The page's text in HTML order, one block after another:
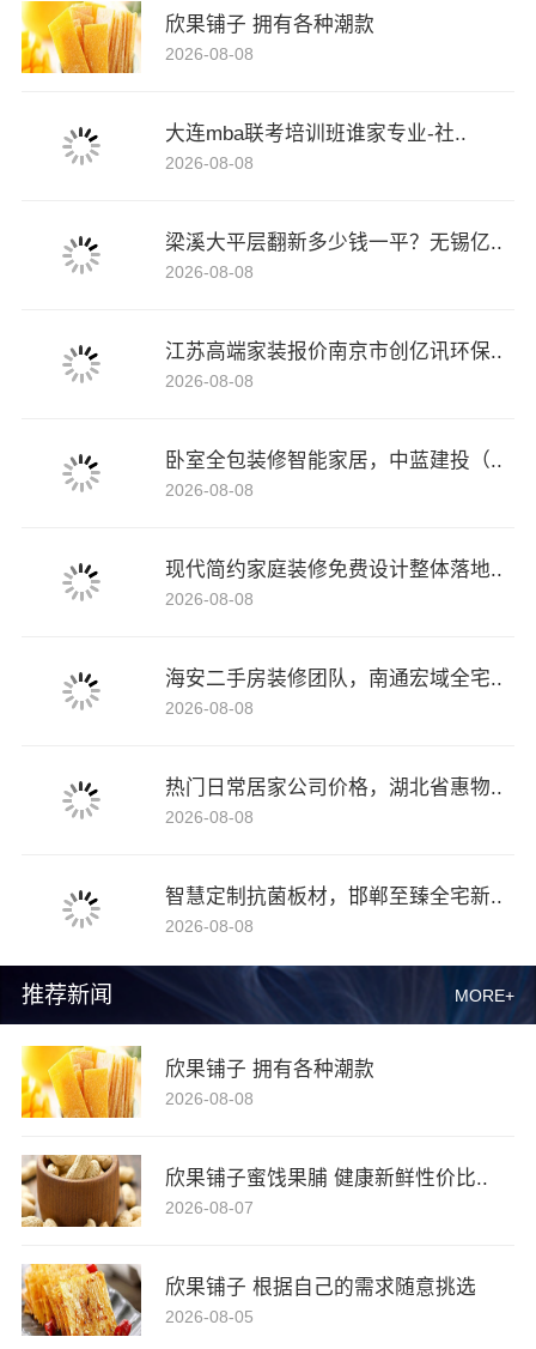
推荐新闻 MORE+
欣果铺子 拥有各种潮款
2026-08-08
欣果铺子蜜饯果脯 健康新鲜性价比..
2026-08-07
欣果铺子 根据自己的需求随意挑选
2026-08-05
欣果铺子 拥有各种潮款
2026-08-08
大连mba联考培训班谁家专业-社..
2026-08-08
梁溪大平层翻新多少钱一平？无锡亿..
2026-08-08
江苏高端家装报价南京市创亿讯环保..
2026-08-08
卧室全包装修智能家居，中蓝建投（..
2026-08-08
现代简约家庭装修免费设计整体落地..
2026-08-08
海安二手房装修团队，南通宏域全宅..
2026-08-08
热门日常居家公司价格，湖北省惠物..
2026-08-08
智慧定制抗菌板材，邯郸至臻全宅新..
2026-08-08